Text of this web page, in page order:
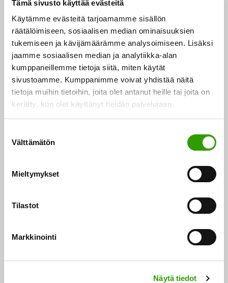
Tämä sivusto käyttää evästeitä
Käytämme evästeitä tarjoamamme sisällön
räätälöimiseen, sosiaalisen median ominaisuuksien
tukemiseen ja kävijämäärämme analysoimiseen. Lisäksi
jaamme sosiaalisen median ja analytiikka-alan
kumppaneillemme tietoja siitä, miten käytät
sivustoamme. Kumppanimme voivat yhdistää näitä
tietoja muihin tietoihin, joita olet antanut heille tai joita on
kerätty, kun olet käyttänyt heidän palvelujaan.
Välttämätön
Mieltymykset
Tilastot
Markkinointi
Näytä tiedot
aterimista tuotiin markkinoille vuoden 2020 alussa,
jolloin raaka-aineen puupohjaisuus oli onnistuttu
nostamaan lähes sataan prosenttiin.
EU:n direktiivi edistää
markkinoiden muutosta
EU-direktiivi tulee kieltämään useat kertakäyttöiset
tarjoaa uudelleen käytettävillä puukuitupohjaisilla
aterimilla ainutlaatuisen ratkaisun suurille olemassa
oleville ja nopeissa muutoksissa eläville markkinoille.
arvioidaan olevan yli 700 miljoonaa euroa ja
maailmanlaajuisesti markkinoiden koko on useita
miljardeja euroja. Yrityksen tuotteita myydään jo tällä
hetkellä laajasti eri Euroopan
vähittäiskauppaketjuissa ja jakelu- ja
jälleenmyyjäkumppaneiden kautta tuotteet